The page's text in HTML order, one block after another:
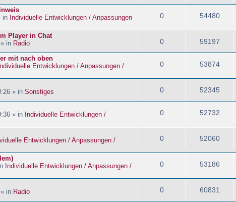
in Individuelle Entwicklungen / Anpassungen
0 54480
Player in Chat
in Radio 0 59197
mit nach oben
Individuelle Entwicklungen / Anpassungen /
0 53874
» in Sonstiges 0 52345
» in Individuelle Entwicklungen /
0 52732
Entwicklungen / Anpassungen /
0 52060
Individuelle Entwicklungen / Anpassungen /
0 53186
in Radio 0 60831